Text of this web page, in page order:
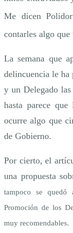
Me dicen
contarles algo
La semana que
delincuencia le
y un Delegado
hasta parece
ocurre algo que
de Gobierno.
Por cierto, el
una propuesta
tampoco se quedó
Promoción de los
muy recomendables.